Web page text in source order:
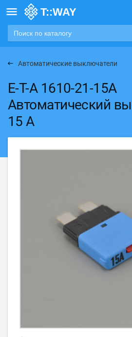

Автоматические выключатели
E-T-A 1610-21-15A
Автоматический
15 А